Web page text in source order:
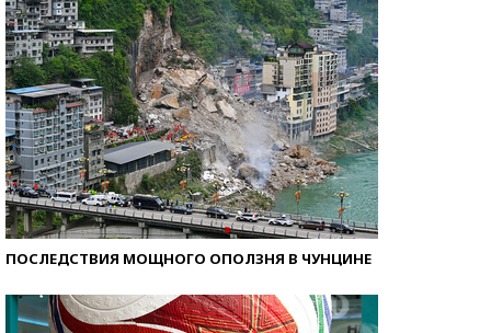
ПОСЛЕДСТВИЯ МОЩНОГО ОПОЛЗНЯ В ЧУНЦИНЕ